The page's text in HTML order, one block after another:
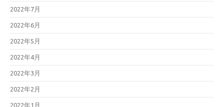
2022年7月
2022年6月
2022年5月
2022年4月
2022年3月
2022年2月
2022年1月